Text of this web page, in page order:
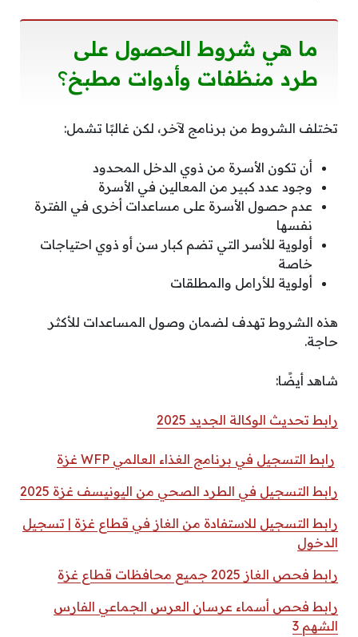
ما هي شروط الحصول على
طرد منظفات وأدوات مطبخ؟
تختلف الشروط من برنامج لآخر، لكن غالبًا تشمل:
أن تكون الأسرة من ذوي الدخل المحدود
وجود عدد كبير من المعالين في الأسرة
عدم حصول الأسرة على مساعدات أخرى في الفترة
نفسها
أولوية للأسر التي تضم كبار سن أو ذوي احتياجات
خاصة
أولوية للأرامل والمطلقات
هذه الشروط تهدف لضمان وصول المساعدات للأكثر
حاجة.
شاهد أيضًا:
رابط تحديث الوكالة الجديد 2025
رابط التسجيل في برنامج الغذاء العالمي WFP غزة
رابط التسجيل في الطرد الصحي من اليونيسف غزة 2025
رابط التسجيل للاستفادة من الغاز في قطاع غزة | تسجيل
الدخول
رابط فحص الغاز 2025 جميع محافظات قطاع غزة
رابط فحص أسماء عرسان العرس الجماعي الفارس
الشهم 3